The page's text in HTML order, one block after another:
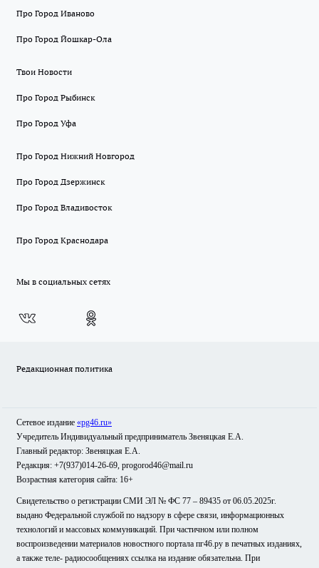
Про Город Иваново
Про Город Йошкар-Ола
Твои Новости
Про Город Рыбинск
Про Город Уфа
Про Город Нижний Новгород
Про Город Дзержинск
Про Город Владивосток
Про Город Краснодара
Мы в социальных сетях
Редакционная политика
Сетевое издание «pg46.ru»
Учредитель Индивидуальный предприниматель Звеняцкая Е.А.
Главный редактор: Звеняцкая Е.А.
Редакция: +7(937)014-26-69, progorod46@mail.ru
Возрастная категория сайта: 16+
Свидетельство о регистрации СМИ ЭЛ № ФС 77 – 89435 от 06.05.2025г.
выдано Федеральной службой по надзору в сфере связи, информационных
технологий и массовых коммуникаций. При частичном или полном
воспроизведении материалов новостного портала пг46.ру в печатных изданиях,
а также теле- радиосообщениях ссылка на издание обязательна. При